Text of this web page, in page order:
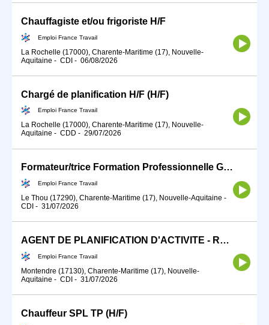
Chauffagiste et/ou frigoriste H/F
Emploi France Travail
La Rochelle (17000), Charente-Maritime (17), Nouvelle-
Aquitaine - CDI - 06/08/2026
Chargé de planification H/F (H/F)
Emploi France Travail
La Rochelle (17000), Charente-Maritime (17), Nouvelle-
Aquitaine - CDD - 29/07/2026
Formateur/trice Formation Professionnelle Groupe Lourd (H/F)
Emploi France Travail
Le Thou (17290), Charente-Maritime (17), Nouvelle-Aquitaine -
CDI - 31/07/2026
AGENT DE PLANIFICATION D'ACTIVITE - REGULATEUR (H/F)
Emploi France Travail
Montendre (17130), Charente-Maritime (17), Nouvelle-
Aquitaine - CDI - 31/07/2026
Chauffeur SPL TP (H/F)